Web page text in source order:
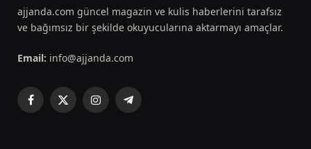
ajjanda.com güncel magazin ve kulis haberlerini tarafsız
ve bağımsız bir şekilde okuyucularına aktarmayı amaçlar.
Email: info@ajjanda.com
Facebook
X
InstagramTelegram